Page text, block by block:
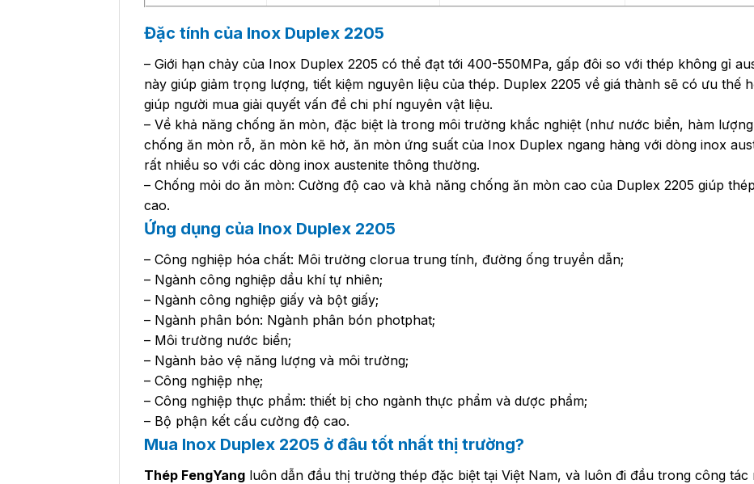
Đặc tính của Inox Duplex 2205
– Giới hạn chảy của Inox Duplex 2205 có thể đạt tới 400-550MPa, gấp đôi so với thép không gỉ
này giúp giảm trọng lượng, tiết kiệm nguyên liệu của thép. Duplex 2205 về giá thành sẽ có ưu thế
giúp người mua giải quyết vấn đề chi phí nguyên vật liệu.
– Về khả năng chống ăn mòn, đặc biệt là trong môi trường khắc nghiệt (như nước biển, hàm
chống ăn mòn rỗ, ăn mòn kẽ hở, ăn mòn ứng suất của Inox Duplex ngang hàng với dòng inox
rất nhiều so với các dòng inox austenite thông thường.
– Chống mỏi do ăn mòn: Cường độ cao và khả năng chống ăn mòn cao của Duplex 2205 giúp
cao.
Ứng dụng của Inox Duplex 2205
– Công nghiệp hóa chất: Môi trường clorua trung tính, đường ống truyền dẫn;
– Ngành công nghiệp dầu khí tự nhiên;
– Ngành công nghiệp giấy và bột giấy;
– Ngành phân bón: Ngành phân bón photphat;
– Môi trường nước biển;
– Ngành bảo vệ năng lượng và môi trường;
– Công nghiệp nhẹ;
– Công nghiệp thực phẩm: thiết bị cho ngành thực phẩm và dược phẩm;
– Bộ phận kết cấu cường độ cao.
Mua Inox Duplex 2205 ở đâu tốt nhất thị trường?
Thép FengYang luôn dẫn đầu thị trường thép đặc biệt tại Việt Nam, và luôn đi đầu trong công